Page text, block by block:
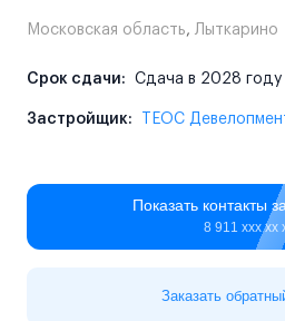
Московская область, Лыткарино
Срок сдачи: Сдача в 2028 году
Застройщик: ТЕОС
Показать контакты
8 911 ххх хх
Заказать